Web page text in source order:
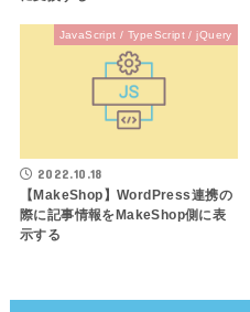
JavaScript / TypeScript / jQuery
2022.10.18
【MakeShop】WordPress連携の
際に記事情報をMakeShop側に表
示する